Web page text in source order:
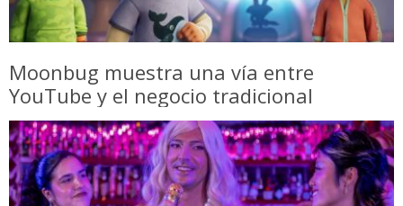
Moonbug muestra una vía entre
YouTube y el negocio tradicional